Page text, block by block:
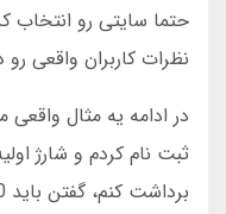
حتما سایتی رو انتخاب
نظرات کاربران واقعی
ثبت نام کردم و شارژ